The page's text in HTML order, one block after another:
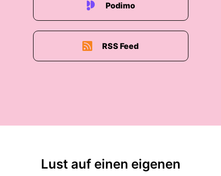
Podimo
RSS Feed
Lust auf einen eigenen